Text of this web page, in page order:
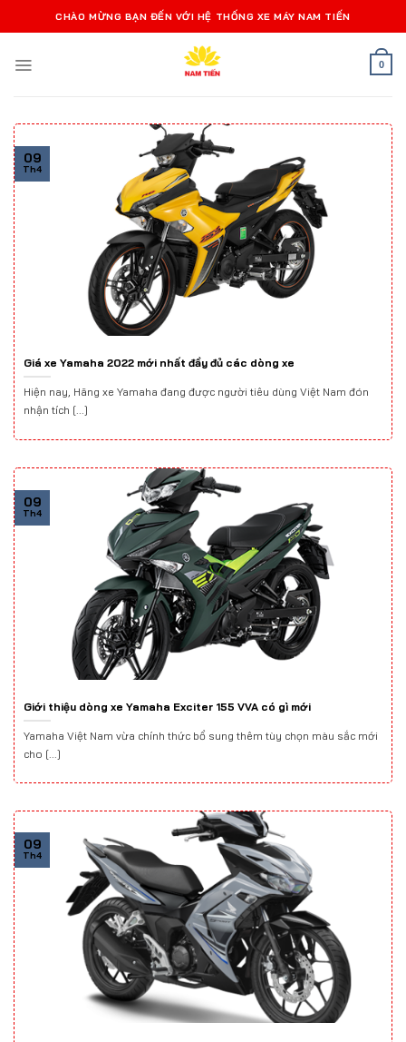
qua
dung
CHÀO MỪNG BẠN ĐẾN VỚI HỆ THỐNG XE MÁY NAM TIẾN
0
Giá xe Yamaha 2022 mới nhất đầy đủ các dòng xe
Hiện nay, Hãng xe Yamaha đang được người tiêu dùng Việt Nam đón
nhận tích [...]
09
Th4
Giới thiệu dòng xe Yamaha Exciter 155 VVA có gì mới
Yamaha Việt Nam vừa chính thức bổ sung thêm tùy chọn màu sắc mới
cho [...]
09
Th4
09
Th4